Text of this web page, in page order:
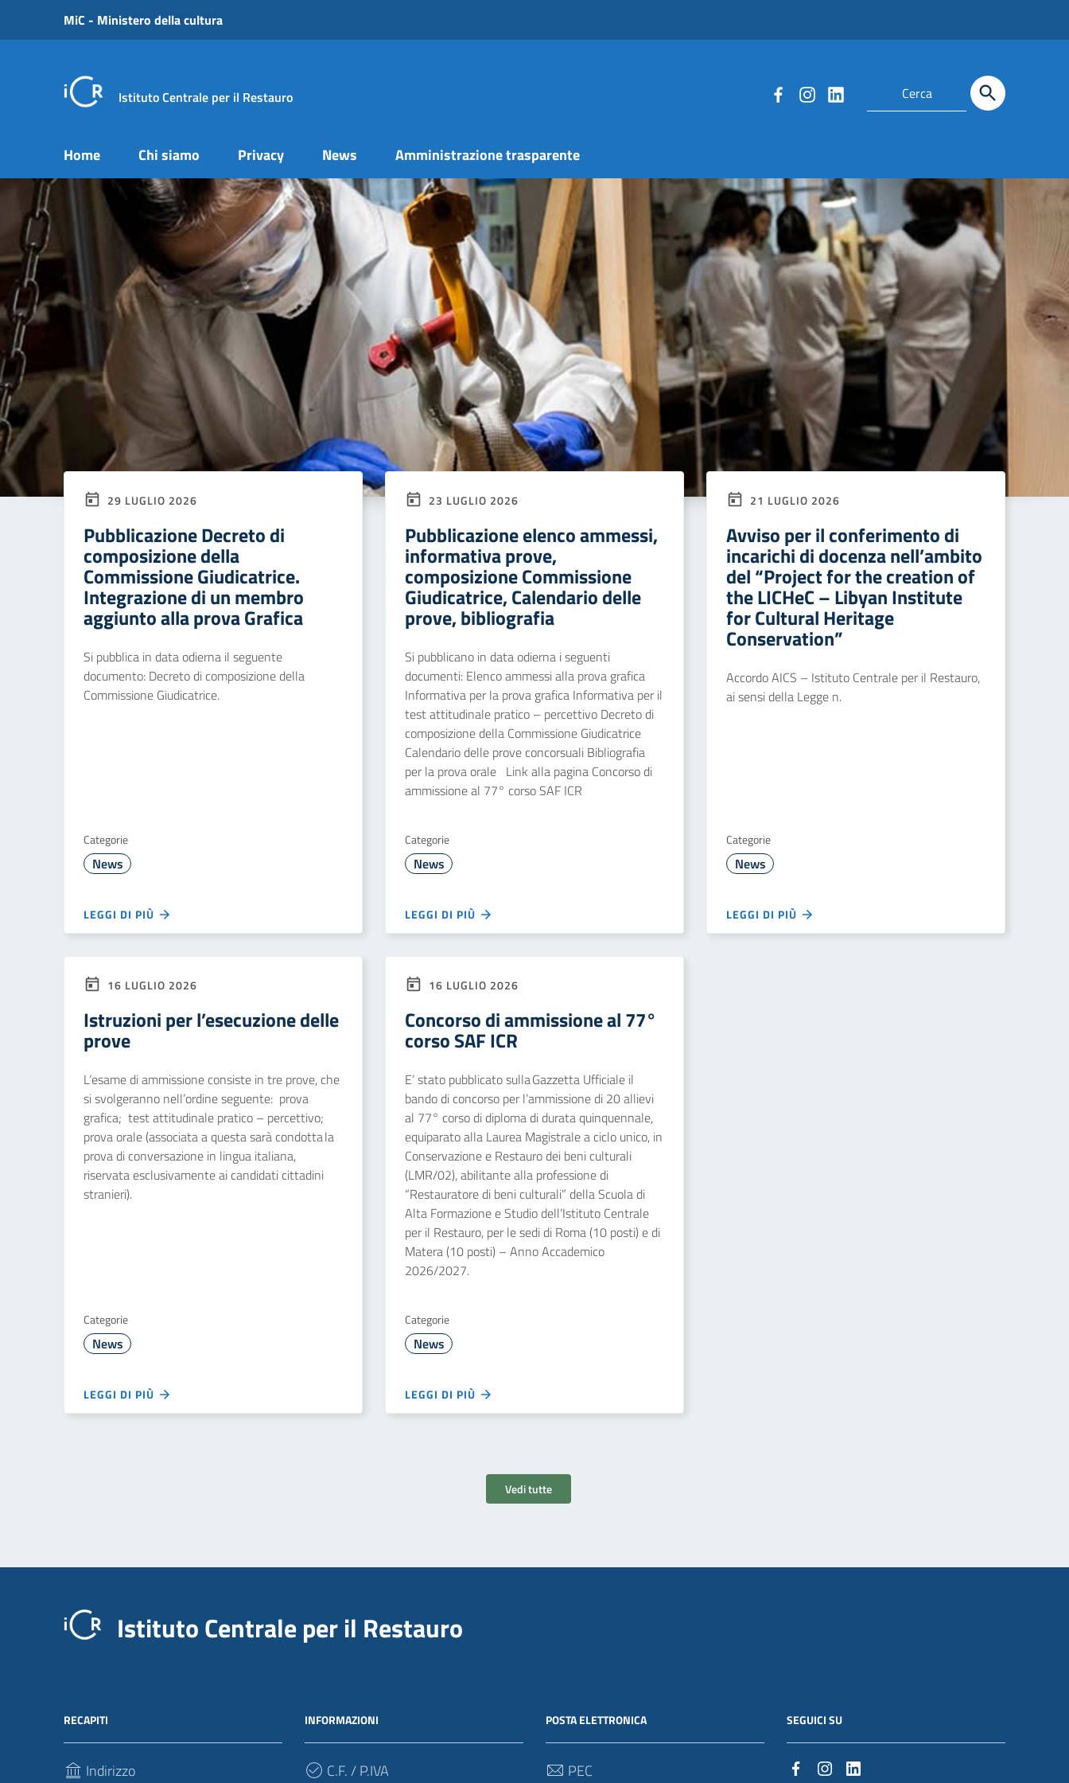
Vai ai contenuti
Vai al menu di navigazione
MiC - Ministero della cultura
Istituto Centrale per il Restauro
Home Chi siamo Privacy News Amministrazione trasparente
29 LUGLIO 2026
Pubblicazione Decreto di
composizione della
Commissione Giudicatrice.
Integrazione di un membro
aggiunto alla prova Grafica
Si pubblica in data odierna il seguente
documento: Decreto di composizione della
Commissione Giudicatrice.
Categorie
News
LEGGI DI PIÙ
23 LUGLIO 2026
Pubblicazione elenco ammessi,
informativa prove,
composizione Commissione
Giudicatrice, Calendario delle
prove, bibliografia
Si pubblicano in data odierna i seguenti
documenti: Elenco ammessi alla prova grafica
Informativa per la prova grafica Informativa per il
test attitudinale pratico – percettivo Decreto di
composizione della Commissione Giudicatrice
Calendario delle prove concorsuali Bibliografia
per la prova orale Link alla pagina Concorso di
ammissione al 77° corso SAF ICR
Categorie
News
LEGGI DI PIÙ
21 LUGLIO 2026
Avviso per il conferimento di
incarichi di docenza nell’ambito
del “Project for the creation of
the LICHeC – Libyan Institute
for Cultural Heritage
Conservation”
Accordo AICS – Istituto Centrale per il Restauro,
ai sensi della Legge n.
Categorie
News
LEGGI DI PIÙ
16 LUGLIO 2026
Istruzioni per l’esecuzione delle
prove
L’esame di ammissione consiste in tre prove, che
si svolgeranno nell’ordine seguente: prova
grafica; test attitudinale pratico – percettivo;
prova orale (associata a questa sarà condotta la
prova di conversazione in lingua italiana,
riservata esclusivamente ai candidati cittadini
stranieri).
Categorie
News
LEGGI DI PIÙ
16 LUGLIO 2026
Concorso di ammissione al 77°
corso SAF ICR
E’ stato pubblicato sulla Gazzetta Ufficiale il
bando di concorso per l’ammissione di 20 allievi
al 77° corso di diploma di durata quinquennale,
equiparato alla Laurea Magistrale a ciclo unico, in
Conservazione e Restauro dei beni culturali
(LMR/02), abilitante alla professione di
“Restauratore di beni culturali” della Scuola di
Alta Formazione e Studio dell’Istituto Centrale
per il Restauro, per le sedi di Roma (10 posti) e di
Matera (10 posti) – Anno Accademico
2026/2027.
Categorie
News
LEGGI DI PIÙ
Vedi tutte
Istituto Centrale per il Restauro
RECAPITI
Indirizzo
INFORMAZIONI
C.F. / P.IVA
POSTA ELETTRONICA
PEC
SEGUICI SU